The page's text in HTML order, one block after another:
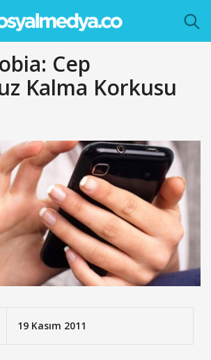
Cep
Kalma Korkusu
19 Kasım 2011